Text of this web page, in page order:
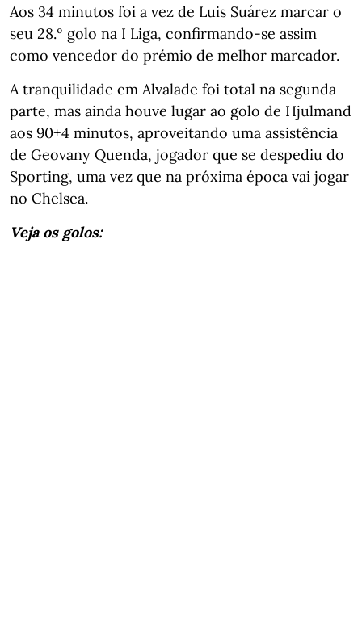
Aos 34 minutos foi a vez de Luis Suárez marcar o
seu 28.º golo na I Liga, confirmando-se assim
como vencedor do prémio de melhor marcador.
A tranquilidade em Alvalade foi total na segunda
parte, mas ainda houve lugar ao golo de Hjulmand
aos 90+4 minutos, aproveitando uma assistência
de Geovany Quenda, jogador que se despediu do
Sporting, uma vez que na próxima época vai jogar
no Chelsea.
Veja os golos: